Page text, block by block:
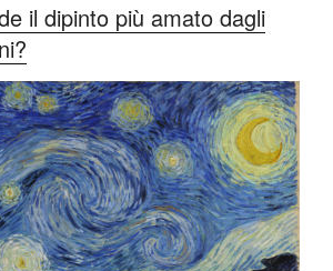
il dipinto più amato dagli